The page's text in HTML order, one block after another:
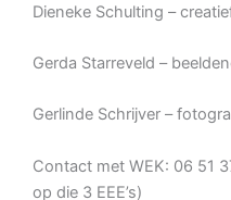
Dieneke Schulting –
Gerda Starreveld –
Gerlinde Schrijver –
Contact met WEK: 06 51
op die 3 EEE’s)